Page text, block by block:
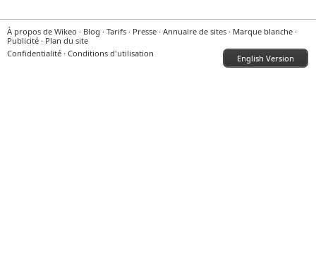
À propos de Wikeo · Blog · Tarifs · Presse · Annuaire de sites · Marque blanche ·
Publicité · Plan du site
Confidentialité · Conditions d'utilisation English Version